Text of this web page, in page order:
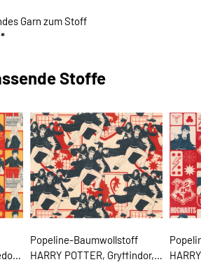
Garn zum Stoff
*
Stoffe
Popeline-Baumwollstoff
HARRY POTTER, Gryffindor,